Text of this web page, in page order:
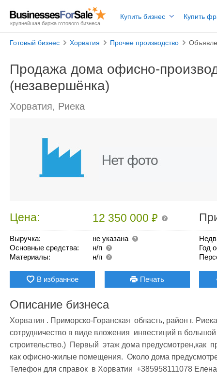
крупнейшая биржа готового бизнеса
Купить бизнес Купить
Готовый бизнес Хорватия Прочее производство
Продажа дома офисно-
(незавершёнка)
Хорватия, Риека
Цена: 12 350 000₽
Выручка:
не указана
Основные средства:
н/п
Материалы:
н/п
Год
В избранное Печать
Описание бизнеса
Хорватия . Приморско-Горанская  область, район г.
сотрудничество в виде вложения  инвестиций в
строительство.)  Первый  этаж дома предусмотрен,как
как офисно-жилые помещения.  Около дома
Телефон для справок  в Хорватии  +385958111078